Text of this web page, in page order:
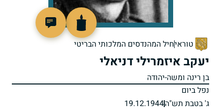
טוראיחיל המהנדסים המלכותי הבריטי
יעקב איזמרילי דניאלי
בן רינה ומשה-יהודה
נפל ביום
ג' בטבת תש"ה19.12.1944